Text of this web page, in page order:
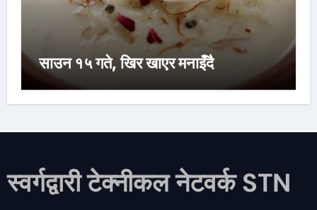
साउन १५ गते, खिर खाएर मनाइँदै
स्वर्गद्वारी टेक्नीकल नेटवर्क STN